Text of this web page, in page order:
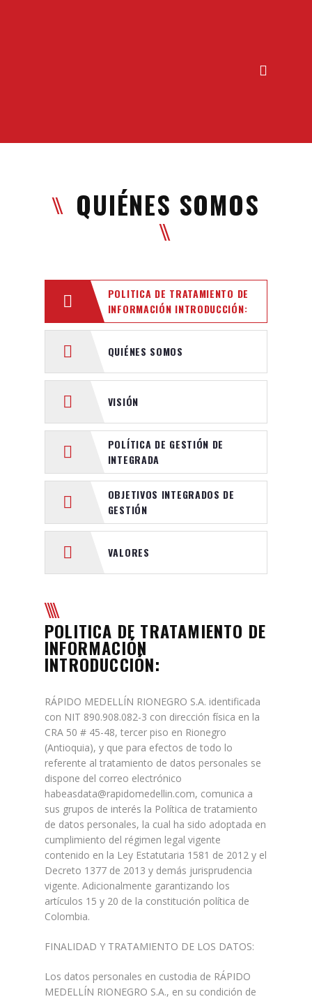
Grupos de interés
Quiénes somosQUIÉNES SOMOS
POLITICA DE TRATAMIENTO DE
INFORMACIÓN INTRODUCCIÓN:
QUIÉNES SOMOS
VISIÓN
POLÍTICA DE GESTIÓN DE
INTEGRADA
OBJETIVOS INTEGRADOS DE
GESTIÓN
VALORES
POLITICA DE TRATAMIENTO DE
INFORMACIÓN
INTRODUCCIÓN:
RÁPIDO MEDELLÍN RIONEGRO S.A. identificada
con NIT 890.908.082-3 con dirección física en la
CRA 50 # 45-48, tercer piso en Rionegro
(Antioquia), y que para efectos de todo lo
referente al tratamiento de datos personales se
dispone del correo electrónico
habeasdata@rapidomedellin.com, comunica a
sus grupos de interés la Política de tratamiento
de datos personales, la cual ha sido adoptada en
cumplimiento del régimen legal vigente
contenido en la Ley Estatutaria 1581 de 2012 y el
Decreto 1377 de 2013 y demás jurisprudencia
vigente. Adicionalmente garantizando los
artículos 15 y 20 de la constitución política de
Colombia.
FINALIDAD Y TRATAMIENTO DE LOS DATOS:
Los datos personales en custodia de RÁPIDO
MEDELLÍN RIONEGRO S.A., en su condición de